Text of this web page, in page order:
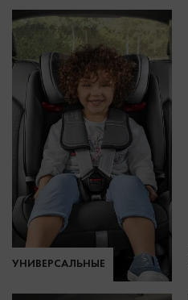
УНИВЕРСАЛЬНЫЕ